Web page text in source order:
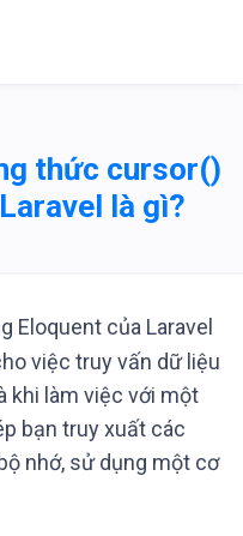
thức cursor()
là gì?
Eloquent của Laravel
việc truy vấn dữ liệu
khi làm việc với một
bạn truy xuất các
nhớ, sử dụng một cơ